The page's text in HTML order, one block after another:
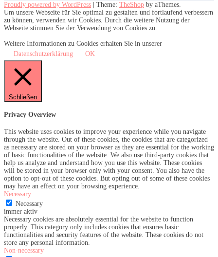
Proudly powered by WordPress Theme: TheShop by aThemes.
Um unsere Webseite für Sie optimal zu gestalten und fortlaufend verbessern
zu können, verwenden wir Cookies. Durch die weitere Nutzung der
Webseite stimmen Sie der Verwendung von Cookies zu.
Weitere Informationen zu Cookies erhalten Sie in unserer
Datenschutzerklärung
OK
Schließen
Privacy Overview
This website uses cookies to improve your experience while you navigate
through the website. Out of these cookies, the cookies that are categorized
as necessary are stored on your browser as they are essential for the working
of basic functionalities of the website. We also use third-party cookies that
help us analyze and understand how you use this website. These cookies
will be stored in your browser only with your consent. You also have the
option to opt-out of these cookies. But opting out of some of these cookies
may have an effect on your browsing experience.
Necessary
Necessary
immer aktiv
Necessary cookies are absolutely essential for the website to function
properly. This category only includes cookies that ensures basic
functionalities and security features of the website. These cookies do not
store any personal information.
Non-necessary